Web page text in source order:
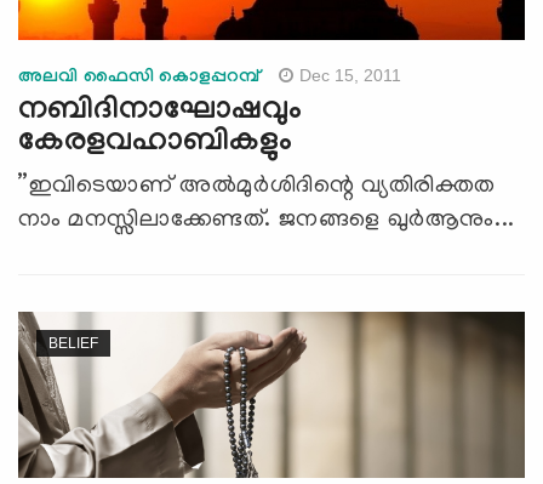
അലവി ഫൈസി കൊളപ്പറമ്പ് Dec 15, 2011
നബിദിനാഘോഷവും
കേരളവഹാബികളും
”ഇവിടെയാണ് അല്‍മുര്‍ശിദിന്റെ വ്യതിരിക്തത
നാം മനസ്സിലാക്കേണ്ടത്. ജനങ്ങളെ ഖുര്‍ആനും...
BELIEF